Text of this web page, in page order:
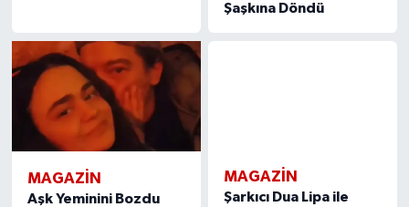
Şaşkına Döndü
MAGAZIN
Aşk Yeminini Bozdu
MAGAZIN
Şarkıcı Dua Lipa ile